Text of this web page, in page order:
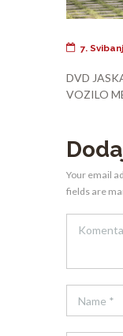
7.
DVD
VOZILO
Your email
fields are